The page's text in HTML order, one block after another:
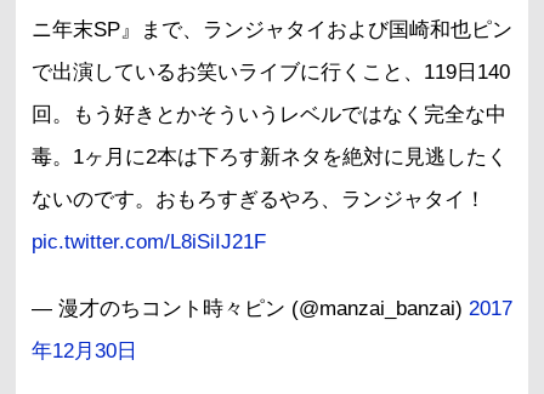
ニ年末SP』まで、ランジャタイおよび国崎和也ピン
で出演しているお笑いライブに行くこと、119日140
回。もう好きとかそういうレベルではなく完全な中
毒。1ヶ月に2本は下ろす新ネタを絶対に見逃したく
ないのです。おもろすぎるやろ、ランジャタイ！
pic.twitter.com/L8iSiIJ21F
— 漫才のちコント時々ピン (@manzai_banzai) 2017
年12月30日